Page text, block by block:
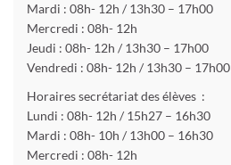
Mardi : 08h- 12h / 13h30 – 17h00
Mercredi : 08h- 12h
Jeudi : 08h- 12h / 13h30 – 17h00
Vendredi : 08h- 12h / 13h30 – 17h00
Horaires secrétariat des élèves :
Lundi : 08h- 12h / 15h27 – 16h30
Mardi : 08h- 10h / 13h00 – 16h30
Mercredi : 08h- 12h